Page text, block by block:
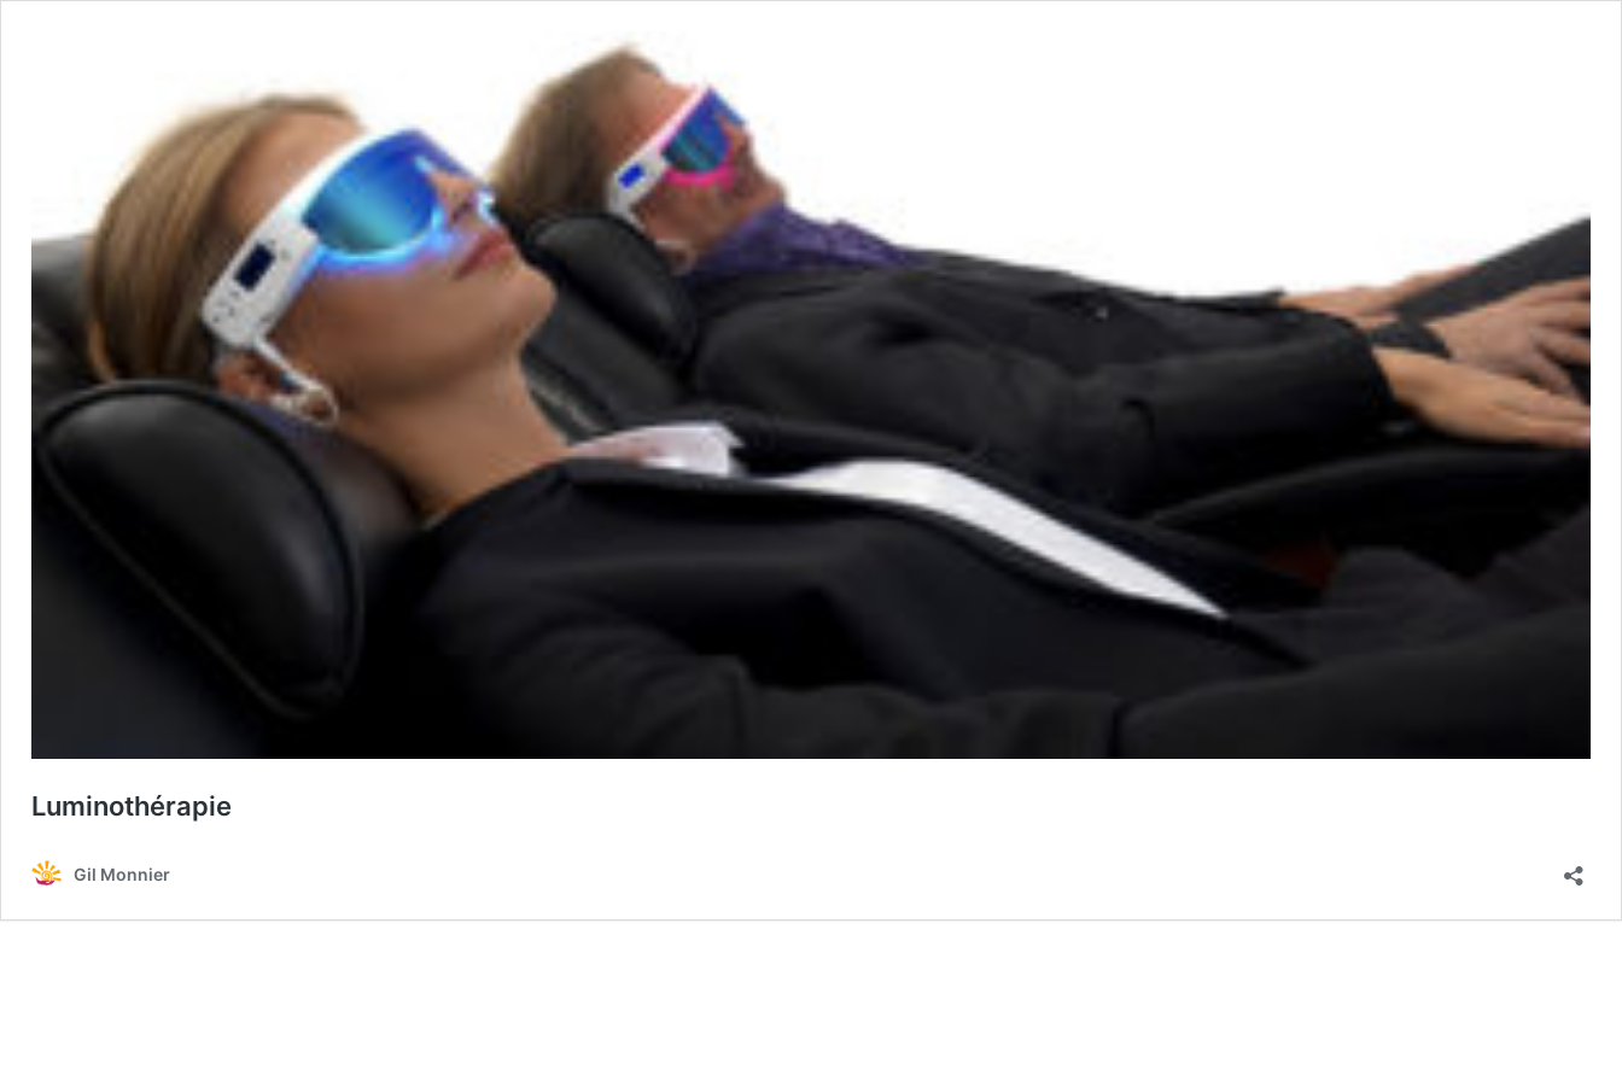
Luminothérapie
Gil Monnier